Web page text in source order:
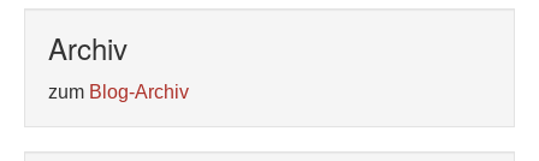
Archiv
zum Blog-Archiv